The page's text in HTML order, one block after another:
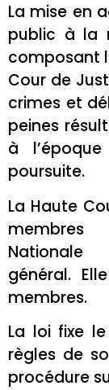
La mise en
public à la
composant
Cour de
crimes et
peines
à
poursuite.
La Haute
membres
Nationale
général.
membres.
La loi fixe
règles de
procédure